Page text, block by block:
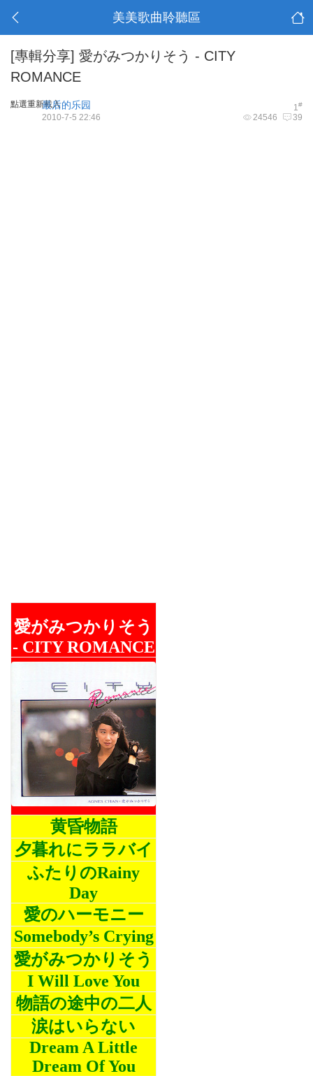
美美歌曲聆聽區
[專輯分享] 愛がみつかりそう - CITY
ROMANCE
點選重新載入 1#
最后的乐园
24546 39
2010-7-5 22:46
愛がみつかりそう
- CITY ROMANCE
黄昏物語
夕暮れにララバイ
ふたりのRainy
Day
愛のハーモニー
Somebody’s Crying
愛がみつかりそう
I Will Love You
物語の途中の二人
涙はいらない
Dream A Little
Dream Of You